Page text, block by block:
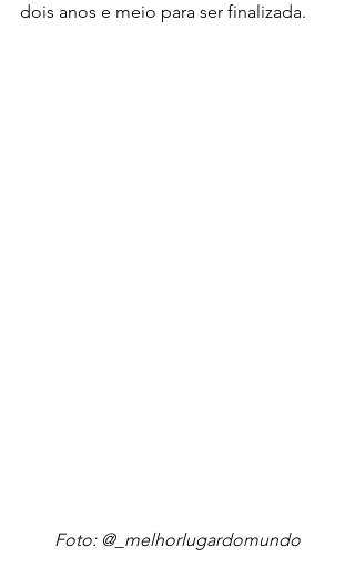
dois anos e meio para ser finalizada.
Foto: @_melhorlugardomundo